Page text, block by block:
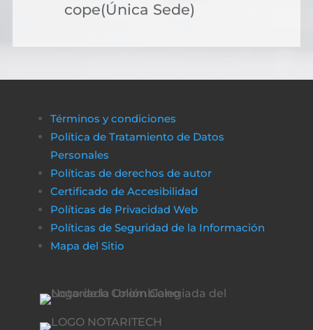
cope(Única Sede)
Términos y condiciones
Política de Tratamiento de Datos
Personales
Políticas de derechos de autor
Certificado de Accesibilidad
Políticas de Privacidad Web
Políticas de Seguridad de la Información
Mapa del Sitio